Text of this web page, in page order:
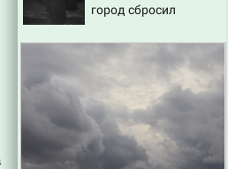
город сбросил
самолет